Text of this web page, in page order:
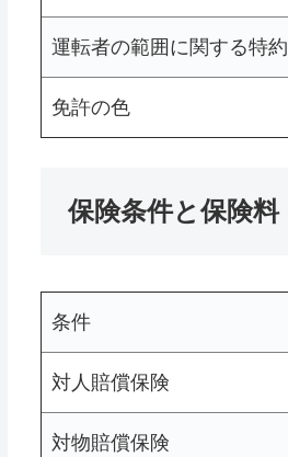
運転者の範囲に関する特約
免許の色
保険条件と保険料
条件
対人賠償保険
対物賠償保険